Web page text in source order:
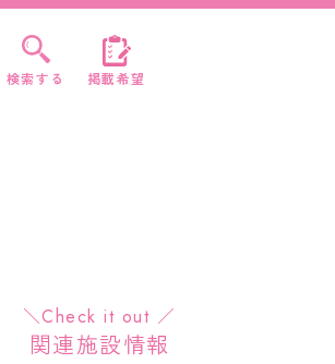
検索する 掲載希望
＼Check it out ／
関連施設情報